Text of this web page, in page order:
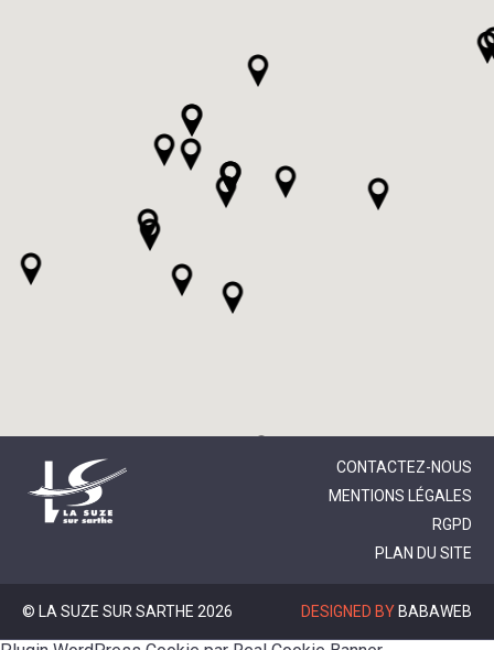
CONTACTEZ-NOUS
MENTIONS LÉGALES
RGPD
PLAN DU SITE
© LA SUZE SUR SARTHE 2026 DESIGNED BY BABAWEB